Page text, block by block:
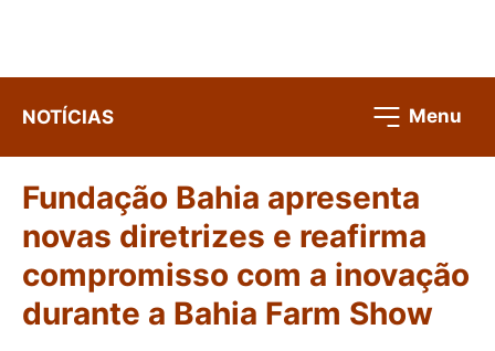
NOTÍCIAS Menu
Fundação Bahia apresenta
novas diretrizes e reafirma
compromisso com a inovação
durante a Bahia Farm Show